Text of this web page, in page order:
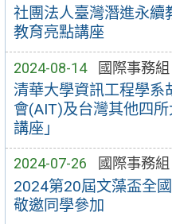
社團法人臺灣潛進永續
教育亮點講座
2024-08-14 國際事務組
清華大學資訊工程學系
會(AIT)及台灣其他四
講座」
2024-07-26 國際事務組
2024第20屆文藻盃全
敬邀同學參加